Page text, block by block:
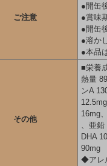
ご注意
●開缶
●賞味
●開缶
●溶か
●本品
その他
■栄養
熱量
ンA
16mg
、亜鉛
DHA
90mg
◆アレ